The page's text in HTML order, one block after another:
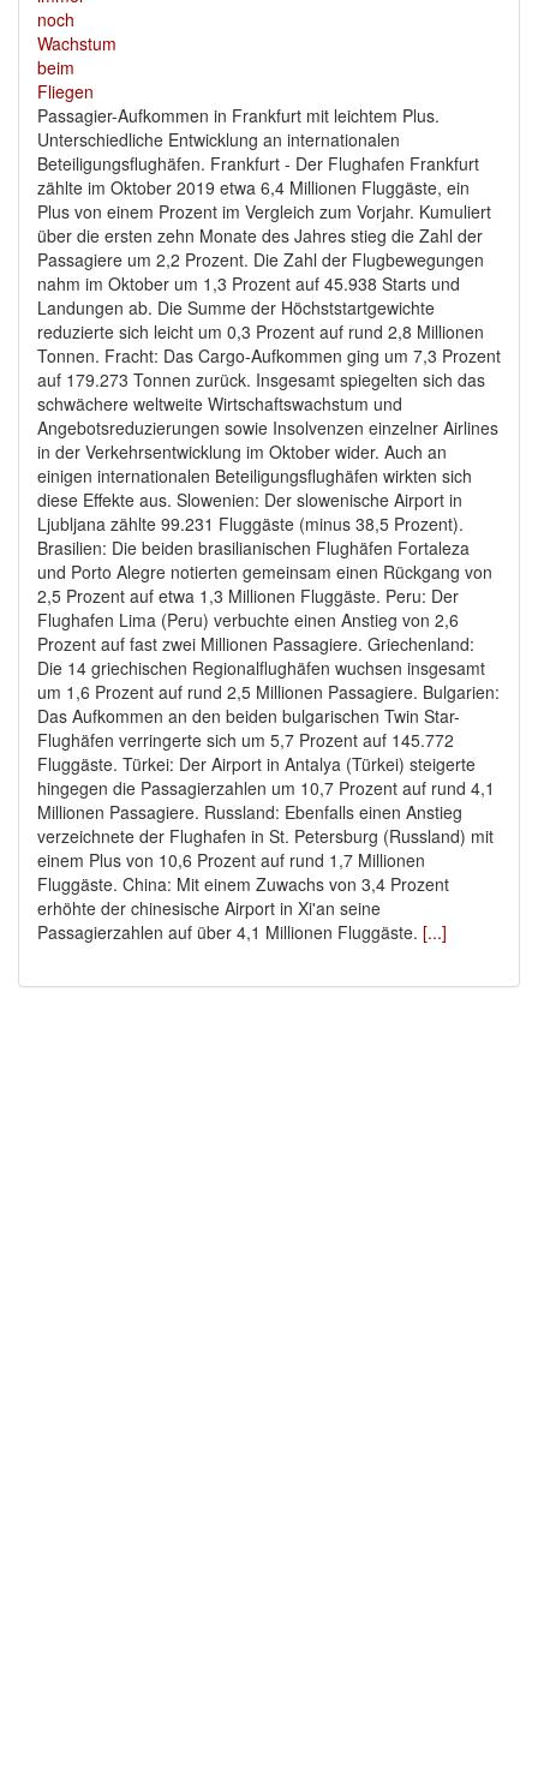
Passagier-Aufkommen in Frankfurt mit leichtem Plus.
Unterschiedliche Entwicklung an internationalen
Beteiligungsflughäfen. Frankfurt - Der Flughafen Frankfurt
zählte im Oktober 2019 etwa 6,4 Millionen Fluggäste, ein
Plus von einem Prozent im Vergleich zum Vorjahr. Kumuliert
über die ersten zehn Monate des Jahres stieg die Zahl der
Passagiere um 2,2 Prozent. Die Zahl der Flugbewegungen
nahm im Oktober um 1,3 Prozent auf 45.938 Starts und
Landungen ab. Die Summe der Höchststartgewichte
reduzierte sich leicht um 0,3 Prozent auf rund 2,8 Millionen
Tonnen. Fracht: Das Cargo-Aufkommen ging um 7,3 Prozent
auf 179.273 Tonnen zurück. Insgesamt spiegelten sich das
schwächere weltweite Wirtschaftswachstum und
Angebotsreduzierungen sowie Insolvenzen einzelner Airlines
in der Verkehrsentwicklung im Oktober wider. Auch an
einigen internationalen Beteiligungsflughäfen wirkten sich
diese Effekte aus. Slowenien: Der slowenische Airport in
Ljubljana zählte 99.231 Fluggäste (minus 38,5 Prozent).
Brasilien: Die beiden brasilianischen Flughäfen Fortaleza
und Porto Alegre notierten gemeinsam einen Rückgang von
2,5 Prozent auf etwa 1,3 Millionen Fluggäste. Peru: Der
Flughafen Lima (Peru) verbuchte einen Anstieg von 2,6
Prozent auf fast zwei Millionen Passagiere. Griechenland:
Die 14 griechischen Regionalflughäfen wuchsen insgesamt
um 1,6 Prozent auf rund 2,5 Millionen Passagiere. Bulgarien:
Das Aufkommen an den beiden bulgarischen Twin Star-
Flughäfen verringerte sich um 5,7 Prozent auf 145.772
Fluggäste. Türkei: Der Airport in Antalya (Türkei) steigerte
hingegen die Passagierzahlen um 10,7 Prozent auf rund 4,1
Millionen Passagiere. Russland: Ebenfalls einen Anstieg
verzeichnete der Flughafen in St. Petersburg (Russland) mit
einem Plus von 10,6 Prozent auf rund 1,7 Millionen
Fluggäste. China: Mit einem Zuwachs von 3,4 Prozent
erhöhte der chinesische Airport in Xi'an seine
Passagierzahlen auf über 4,1 Millionen Fluggäste. [...]